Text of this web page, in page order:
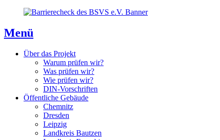
Inhaltsverzeichnis
Kontaktseite
Inhalt
Menü
Über das Projekt
Warum prüfen wir?
Was prüfen wir?
Wie prüfen wir?
DIN-Vorschriften
Öffentliche Gebäude
Chemnitz
Dresden
Leipzig
Landkreis Bautzen